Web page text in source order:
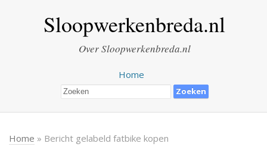
Sloopwerkenbreda.nl
Over Sloopwerkenbreda.nl
Home
Home » Bericht gelabeld fatbike kopen